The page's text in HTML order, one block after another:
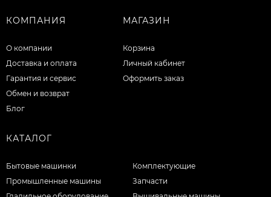
КОМПАНИЯ
О компании
Доставка и оплата
Гарантия и сервис
Обмен и возврат
Блог
МАГАЗИН
Корзина
Личный кабинет
Оформить заказ
КАТАЛОГ
Бытовые машинки
Промышленные машины
Комплектующие
Запчасти